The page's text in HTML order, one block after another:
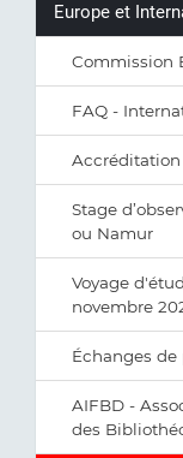
Europe et
Commission
FAQ -
Accréditation
Stage
ou Namur
Voyage
novembre
Échanges de
AIFBD -
des